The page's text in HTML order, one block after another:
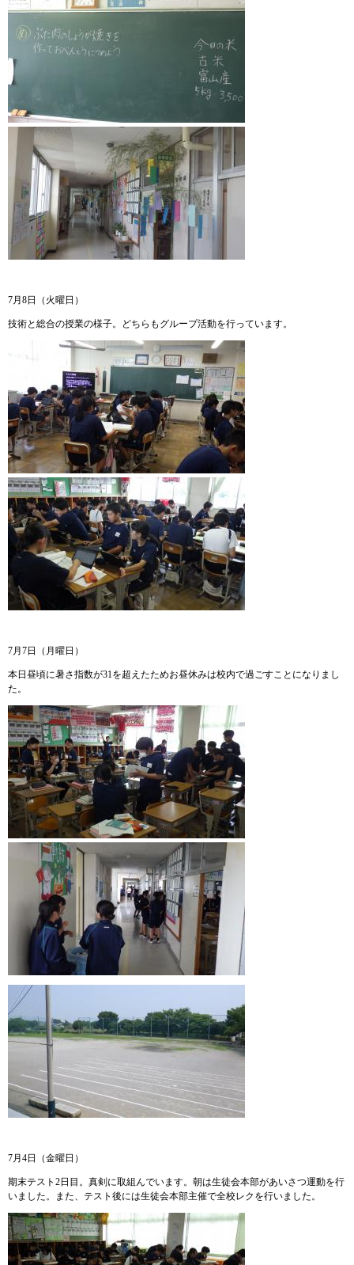
7月8日（火曜日）
技術と総合の授業の様子。どちらもグループ活動を行っています。
7月7日（月曜日）
本日昼頃に暑さ指数が31を超えたためお昼休みは校内で過ごすことになりまし
た。
7月4日（金曜日）
期末テスト2日目。真剣に取組んでいます。朝は生徒会本部があいさつ運動を行
いました。また、テスト後には生徒会本部主催で全校レクを行いました。